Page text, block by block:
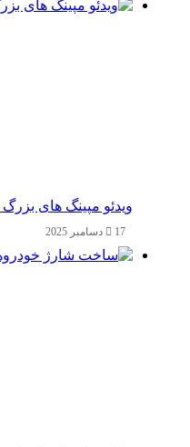
ویدئو مپینگ های بزرگ
17 دسامبر 2025